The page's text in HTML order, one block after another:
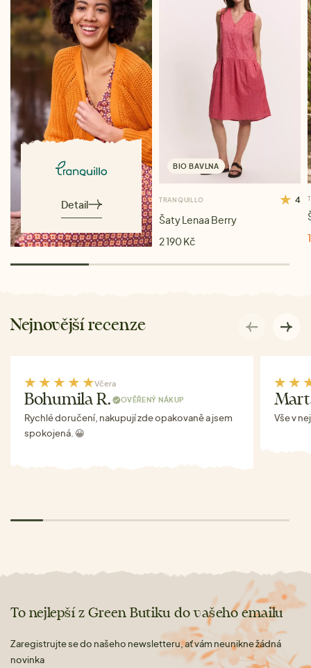
Detail
BIO BAVLNA
TRANQUILLO 4
Šaty Lenaa Berry
2 190 Kč
Nejnovější recenze
Včera
Bohumila R. OVĚŘENÝ NÁKUP
Rychlé doručení, nakupují zde opakovaně a jsem
spokojená. 😀
Vše v
To nejlepší z Green Butiku do vašeho emailu
Zaregistrujte se do našeho newsletteru, ať vám neunikne žádná
novinka